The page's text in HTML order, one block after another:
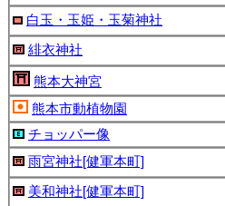
白玉・玉姫・玉菊神社
緋衣神社
熊本大神宮
熊本市動植物園
チョッパー像
雨宮神社[健軍本町]
美和神社[健軍本町]